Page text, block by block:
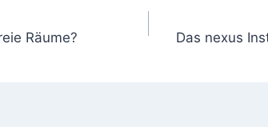
Räume? Das nexus